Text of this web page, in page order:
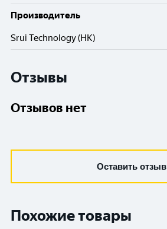
Производитель
Srui Technology (HK)
Отзывы
Отзывов нет
Оставить отзыв
Похожие товары